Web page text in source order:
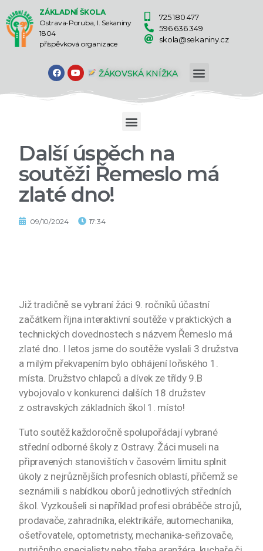
ZÁKLADNÍ ŠKOLA
Ostrava-Poruba, I. Sekaniny
1804
příspěvková organizace
725 180 477
596 636 349
skola@sekaniny.cz
ŽÁKOVSKÁ KNÍŽKA
Další úspěch na
soutěži Řemeslo má
zlaté dno!
09/10/2024 17:34
Již tradičně se vybraní žáci 9. ročníků účastní
začátkem října interaktivní soutěže v praktických a
technických dovednostech s názvem Řemeslo má
zlaté dno. I letos jsme do soutěže vyslali 3 družstva
a milým překvapením bylo obhájení loňského 1.
místa. Družstvo chlapců a dívek ze třídy 9.B
vybojovalo v konkurenci dalších 18 družstev
z ostravských základních škol 1. místo!
Tuto soutěž každoročně spolupořádají vybrané
střední odborné školy z Ostravy. Žáci museli na
připravených stanovištích v časovém limitu splnit
úkoly z nejrůznějších profesních oblastí, přičemž se
seznámili s nabídkou oborů jednotlivých středních
škol. Vyzkoušeli si například profesi obráběče strojů,
prodavače, zahradníka, elektrikáře, automechanika,
ošetřovatele, optometristy, mechanika-seřizovače,